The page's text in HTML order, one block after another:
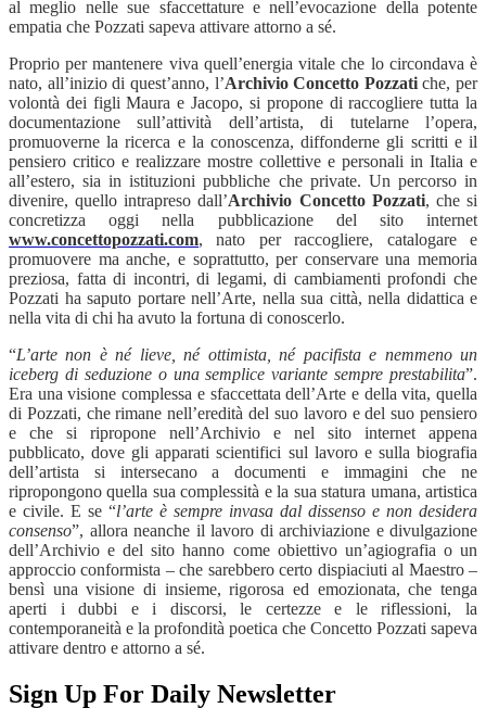
al meglio nelle sue sfaccettature e nell’evocazione della potente
empatia che Pozzati sapeva attivare attorno a sé.
Proprio per mantenere viva quell’energia vitale che lo circondava è
nato, all’inizio di quest’anno, l’Archivio Concetto Pozzatiche, per
volontà dei figli Maura e Jacopo, si propone di raccogliere tutta la
documentazione sull’attività dell’artista, di tutelarne l’opera,
promuoverne la ricerca e la conoscenza, diffonderne gli scritti e il
pensiero critico e realizzare mostre collettive e personali in Italia e
all’estero, sia in istituzioni pubbliche che private. Un percorso in
divenire, quello intrapreso dall’Archivio Concetto Pozzati, che si
concretizza oggi nella pubblicazione del sito internet
www.concettopozzati.com, nato per raccogliere, catalogare e
promuovere ma anche, e soprattutto, per conservare una memoria
preziosa, fatta di incontri, di legami, di cambiamenti profondi che
Pozzati ha saputo portare nell’Arte, nella sua città, nella didattica e
nella vita di chi ha avuto la fortuna di conoscerlo.
“L’arte non è né lieve, né ottimista, né pacifista e nemmeno un
iceberg di seduzione o una semplice variante sempre prestabilita”.
Era una visione complessa e sfaccettata dell’Arte e della vita, quella
di Pozzati, che rimane nell’eredità del suo lavoro e del suo pensiero
e che si ripropone nell’Archivio e nel sito internet appena
pubblicato, dove gli apparati scientifici sul lavoro e sulla biografia
dell’artista si intersecano a documenti e immagini che ne
ripropongono quella sua complessità e la sua statura umana, artistica
e civile. E se “l’arte è sempre invasa dal dissenso e non desidera
consenso”, allora neanche il lavoro di archiviazione e divulgazione
dell’Archivio e del sito hanno come obiettivo un’agiografia o un
approccio conformista – che sarebbero certo dispiaciuti al Maestro –
bensì una visione di insieme, rigorosa ed emozionata, che tenga
aperti i dubbi e i discorsi, le certezze e le riflessioni, la
contemporaneità e la profondità poetica che Concetto Pozzati sapeva
attivare dentro e attorno a sé.
Sign Up For Daily Newsletter